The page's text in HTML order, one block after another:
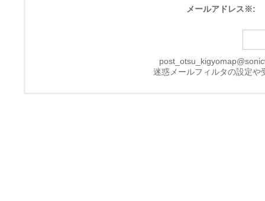
メールアドレス※:
迷惑メールフィルタの設定や